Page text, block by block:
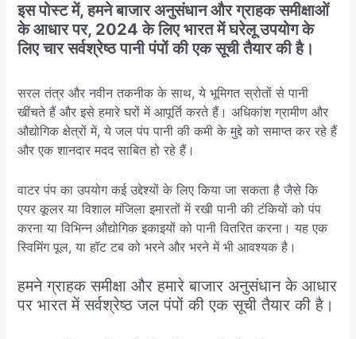
इस पोस्ट में, हमने बाजार अनुसंधान और ग्राहक समीक्षाओं
के आधार पर, 2024 के लिए भारत में घरेलू उपयोग के
लिए चार सर्वश्रेष्ठ पानी पंपों की एक सूची तैयार की है।
सरल तंत्र और नवीन तकनीक के साथ, ये भूमिगत स्रोतों से पानी
खींचते हैं और इसे हमारे घरों में आपूर्ति करते हैं। अधिकांश ग्रामीण और
औद्योगिक क्षेत्रों में, ये जल पंप पानी की कमी के मुद्दे को समाप्त कर रहे हैं
और एक शानदार मदद साबित हो रहे हैं।
वाटर पंप का उपयोग कई उद्देश्यों के लिए किया जा सकता है जैसे कि
एयर कूलर या विशाल मंजिला इमारतों में रखी पानी की टंकियों को पंप
करना या विभिन्न औद्योगिक इकाइयों को पानी वितरित करना। यह एक
स्विमिंग पूल, या हॉट टब को भरने और भरने में भी आवश्यक है।
हमने ग्राहक समीक्षा और हमारे बाजार अनुसंधान के आधार
पर भारत में सर्वश्रेष्ठ जल पंपों की एक सूची तैयार की है।